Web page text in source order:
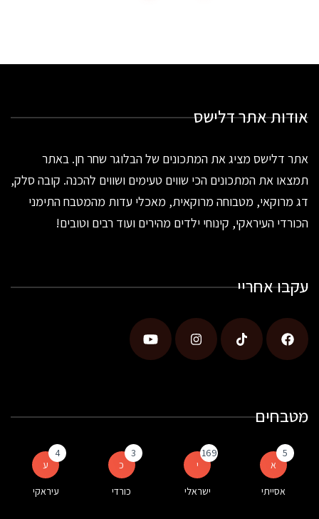
אודות אתר דלישס
אתר דלישס מציג את המתכונים של הבלוגר שחר חן. באתר
תמצאו את המתכונים הכי שווים טעימים ושווים להכנה. קובה סלק,
דג מרוקאי, מטבוחה מרוקאית, מאכלי עדות מהמטבח התימני
הכורדי העיראקי, קינוחי ילדים מהירים ועוד רבים וטובים!
עקבו אחריי
מטבחים
א
5
אסייתי
י
169
ישראלי
כ
3
כורדי
ע
4
עיראקי